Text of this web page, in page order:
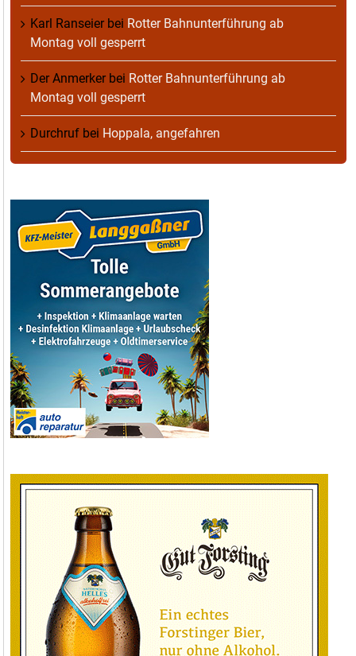
Karl Ranseierbei Rotter Bahnunterführung ab
Montag voll gesperrt
Der Anmerkerbei Rotter Bahnunterführung ab
Montag voll gesperrt
Durchruf bei Hoppala, angefahren